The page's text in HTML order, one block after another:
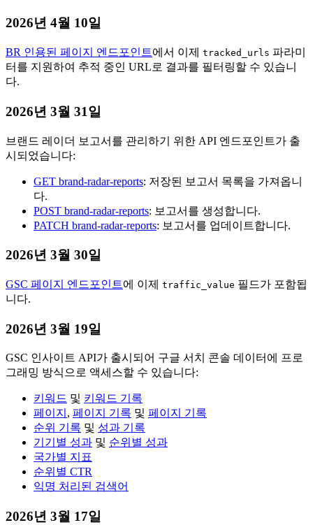
2026년 4월 10일
BR 인용된 페이지 엔드포인트에서 이제 tracked_urls 파라미
터를 지원하여 추적 중인 URL로 결과를 필터링할 수 있습니
다.
2026년 3월 31일
브랜드 레이더 보고서를 관리하기 위한 API 엔드포인트가 출
시되었습니다:
GET brand-radar-reports: 저장된 보고서 목록을 가져옵니
다.
POST brand-radar-reports: 보고서를 생성합니다.
PATCH brand-radar-reports: 보고서를 업데이트합니다.
2026년 3월 30일
GSC 페이지 엔드포인트에 이제 traffic_value 필드가 포함됩
니다.
2026년 3월 19일
GSC 인사이트 API가 출시되어 구글 서치 콘솔 데이터에 프로
그래밍 방식으로 액세스할 수 있습니다:
키워드 및 키워드 기록
페이지 , 페이지 기록 및 페이지 기록
순위 기록 및 성과 기록
기기별 성과 및 순위별 성과
국가별 지표
순위별 CTR
익명 처리된 검색어
2026년 3월 17일